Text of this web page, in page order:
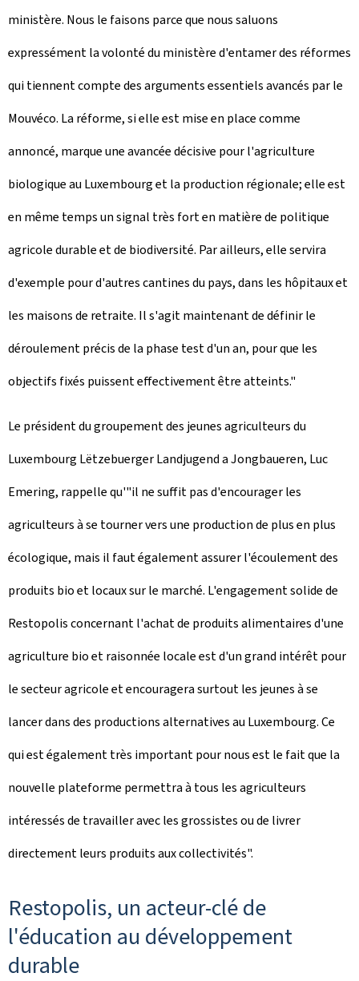
ministère. Nous le faisons parce que nous saluons
expressément la volonté du ministère d'entamer des réformes
qui tiennent compte des arguments essentiels avancés par le
Mouvéco. La réforme, si elle est mise en place comme
annoncé, marque une avancée décisive pour l'agriculture
biologique au Luxembourg et la production régionale; elle est
en même temps un signal très fort en matière de politique
agricole durable et de biodiversité. Par ailleurs, elle servira
d'exemple pour d'autres cantines du pays, dans les hôpitaux et
les maisons de retraite. Il s'agit maintenant de définir le
déroulement précis de la phase test d'un an, pour que les
objectifs fixés puissent effectivement être atteints."
Le président du groupement des jeunes agriculteurs du
Luxembourg Lëtzebuerger Landjugend a Jongbaueren, Luc
Emering, rappelle qu'"il ne suffit pas d'encourager les
agriculteurs à se tourner vers une production de plus en plus
écologique, mais il faut également assurer l'écoulement des
produits bio et locaux sur le marché. L'engagement solide de
Restopolis concernant l'achat de produits alimentaires d'une
agriculture bio et raisonnée locale est d'un grand intérêt pour
le secteur agricole et encouragera surtout les jeunes à se
lancer dans des productions alternatives au Luxembourg. Ce
qui est également très important pour nous est le fait que la
nouvelle plateforme permettra à tous les agriculteurs
intéressés de travailler avec les grossistes ou de livrer
directement leurs produits aux collectivités".
Restopolis, un acteur-clé de
l'éducation au développement
durable